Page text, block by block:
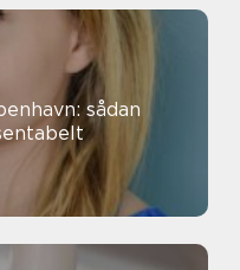
sådan